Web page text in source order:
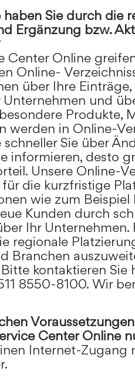
Sie durch die
Ergänzung bzw.
Center Online
Online-
über Ihre
Unternehmen und
Produkte,
werden in Online-
Sie über
informieren, desto
Unsere Online-
die kurzfristige
wie zum Beispiel
Kunden durch
Ihr Unternehmen.
regionale
Branchen
kontaktieren Sie
8550-8100. Wir
Center Online
Internet-Zugang